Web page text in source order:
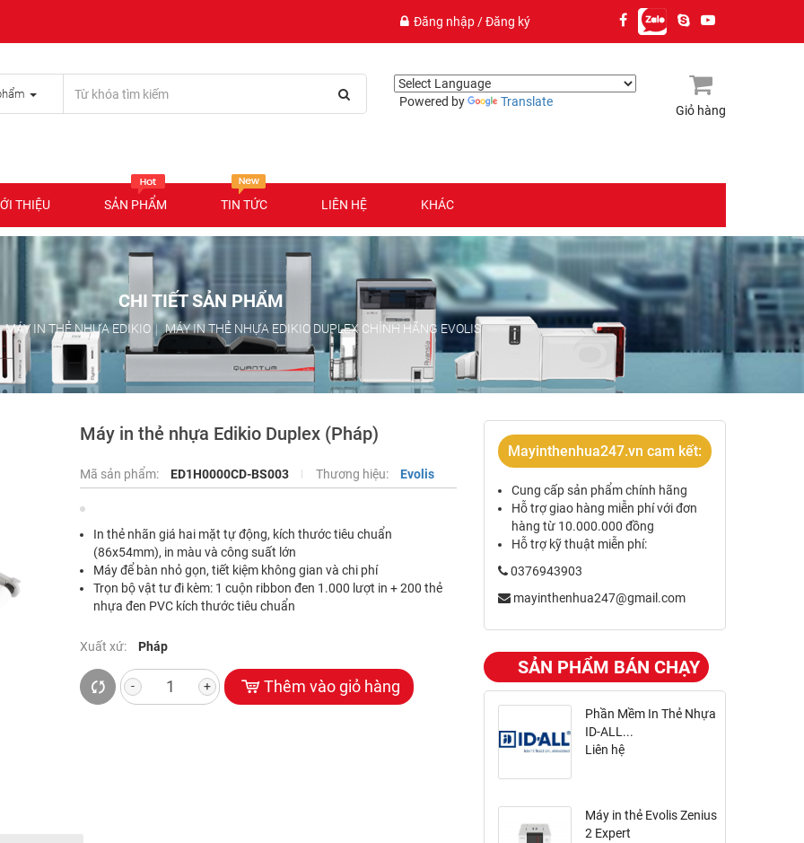
Đăng nhập /Đăng ký
Powered by Translate
Giỏ hàng
THIỆU SẢN PHẨM TIN TỨC LIÊN HỆ KHÁC
CHI TIẾT SẢN PHẨM
MÁY IN THẺ NHỰA EDIKIO MÁY IN THẺ NHỰA EDIKIO DUPLEX CHÍNH HÃNG EVOLIS
Máy in thẻ nhựa Edikio Duplex (Pháp)
Mã sản phẩm: ED1H0000CD-BS003 Thương hiệu: Evolis
In thẻ nhãn giá hai mặt tự động, kích thước tiêu chuẩn
(86x54mm), in màu và công suất lớn
Máy để bàn nhỏ gọn, tiết kiệm không gian và chi phí
Trọn bộ vật tư đi kèm: 1 cuộn ribbon đen 1.000 lượt in + 200 thẻ
nhựa đen PVC kích thước tiêu chuẩn
Xuất xứ: Pháp
- + Thêm vào giỏ hàng
Mayinthenhua247.vn cam kết:
Cung cấp sản phẩm chính hãng
Hỗ trợ giao hàng miễn phí với đơn
hàng từ 10.000.000 đồng
Hỗ trợ kỹ thuật miễn phí:
0376943903
mayinthenhua247@gmail.com
SẢN PHẨM BÁN CHẠY
Phần Mềm In Thẻ Nhựa
ID-ALL...
Liên hệ
Máy in thẻ Evolis Zenius
2 Expert